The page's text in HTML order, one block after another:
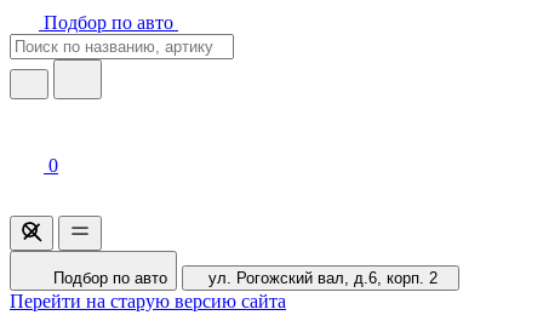
Подбор по авто
0
Подбор по авто ул. Рогожский вал, д.6, корп. 2
Перейти на старую версию сайта